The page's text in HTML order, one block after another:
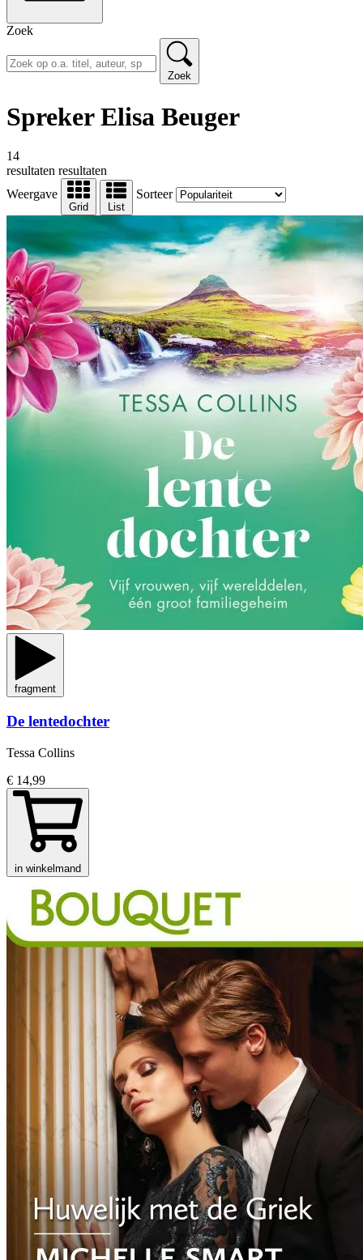
Zoek
Zoek
Spreker Elisa Beuger
14
resultaten resultaten
Weergave
Grid List
Sorteer
fragment
De lentedochter
Tessa Collins
€ 14,99
in winkelmand